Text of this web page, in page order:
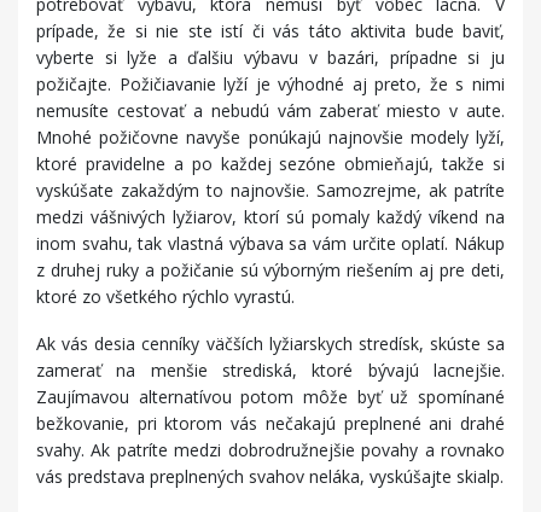
potrebovať výbavu, ktorá nemusí byť vôbec lacná. V
prípade, že si nie ste istí či vás táto aktivita bude baviť,
vyberte si lyže a ďalšiu výbavu v bazári, prípadne si ju
požičajte. Požičiavanie lyží je výhodné aj preto, že s nimi
nemusíte cestovať a nebudú vám zaberať miesto v aute.
Mnohé požičovne navyše ponúkajú najnovšie modely lyží,
ktoré pravidelne a po každej sezóne obmieňajú, takže si
vyskúšate zakaždým to najnovšie. Samozrejme, ak patríte
medzi vášnivých lyžiarov, ktorí sú pomaly každý víkend na
inom svahu, tak vlastná výbava sa vám určite oplatí. Nákup
z druhej ruky a požičanie sú výborným riešením aj pre deti,
ktoré zo všetkého rýchlo vyrastú.
Ak vás desia cenníky väčších lyžiarskych stredísk, skúste sa
zamerať na menšie strediská, ktoré bývajú lacnejšie.
Zaujímavou alternatívou potom môže byť už spomínané
bežkovanie, pri ktorom vás nečakajú preplnené ani drahé
svahy. Ak patríte medzi dobrodružnejšie povahy a rovnako
vás predstava preplnených svahov neláka, vyskúšajte skialp.